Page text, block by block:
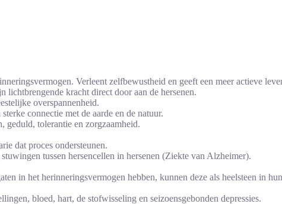
Verleent zelfbewustheid en geeft een meer actieve
lichtbrengende kracht direct door aan de hersenen.
overspannenheid.
connectie met de aarde en de natuur.
geduld, tolerantie en zorgzaamheid.
dat proces ondersteunen.
tussen hersencellen in hersenen (Ziekte van Alzheimer).
in het herinneringsvermogen hebben, kunnen deze als heelsteen in
bloed, hart, de stofwisseling en seizoensgebonden depressies.